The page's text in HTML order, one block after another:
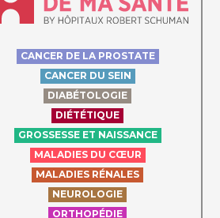
CANCER DE LA PROSTATE
CANCER DU SEIN
DIABÉTOLOGIE
DIÉTÉTIQUE
GROSSESSE ET NAISSANCE
MALADIES DU CŒUR
MALADIES RÉNALES
NEUROLOGIE
ORTHOPÉDIE